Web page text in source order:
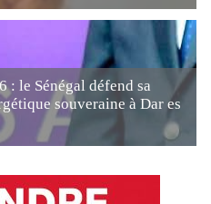
le Sénégal défend sa
souveraine à Dar es